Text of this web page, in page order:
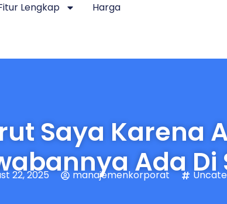
Lengkap Harga
Saya Karena
Ada Di
22, 2025 manajemenkorporat